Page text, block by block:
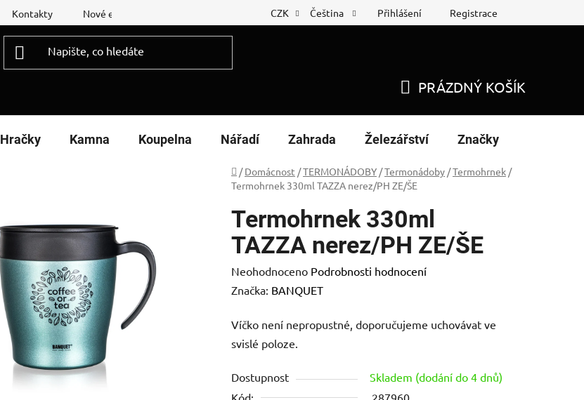
Kontakty Nové energetické štítky Reklamační list Nákup na splátky
CZK Čeština Přihlášení Registrace
KOŠÍK
PRÁZDNÝ KOŠÍK
Hračky Kamna Koupelna Nářadí Zahrada Železářství Značky
Domů
/ Domácnost /TERMONÁDOBY /Termonádoby /Termohrnek /
Termohrnek 330ml TAZZA nerez/PH ZE/ŠE
Termohrnek 330ml
TAZZA nerez/PH ZE/ŠE
Průměrné
hodnocení
je
0,0
5
Neohodnoceno Podrobnosti hodnocení
Značka: BANQUET
Víčko není nepropustné, doporučujeme uchovávat ve
svislé poloze.
Dostupnost
Skladem (dodání do 4 dnů)